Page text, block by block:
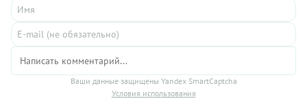
Ваши данные защищены Yandex SmartCaptcha
Условия использования